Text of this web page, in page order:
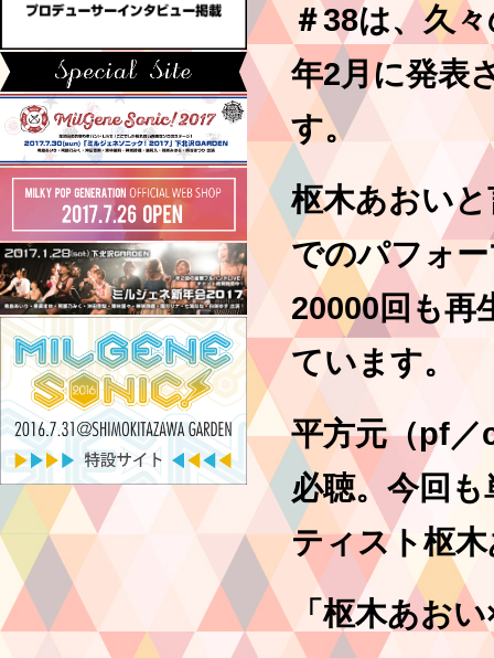
＃38は、久
年2月に発表
す。
枢木あおい
でのパフォ
20000回も再
ています。
平方元（pf
必聴。今回
ティスト枢
「枢木あお